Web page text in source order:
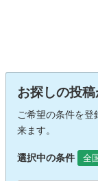
お探しの投
ご希望の条件を登
来ます。
選択中の条件 全